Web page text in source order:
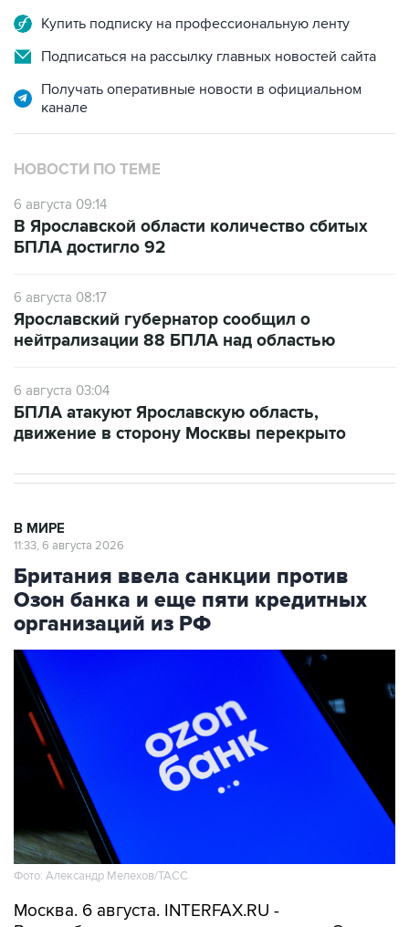
Купить подписку на профессиональную ленту
Подписаться на рассылку главных новостей сайта
Получать оперативные новости в официальном
канале
НОВОСТИ ПО ТЕМЕ
6 августа 09:14
В Ярославской области количество сбитых
БПЛА достигло 92
6 августа 08:17
Ярославский губернатор сообщил о
нейтрализации 88 БПЛА над областью
6 августа 03:04
БПЛА атакуют Ярославскую область,
движение в сторону Москвы перекрыто
В МИРЕ
11:33, 6 августа 2026
Британия ввела санкции против
Озон банка и еще пяти кредитных
организаций из РФ
Фото: Александр Мелехов/ТАСС
Москва. 6 августа. INTERFAX.RU -